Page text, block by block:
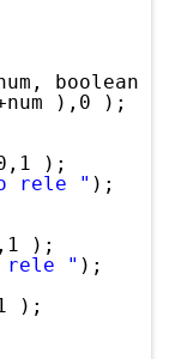
boolean
),0 );
);
rele " );
);
rele " );
);